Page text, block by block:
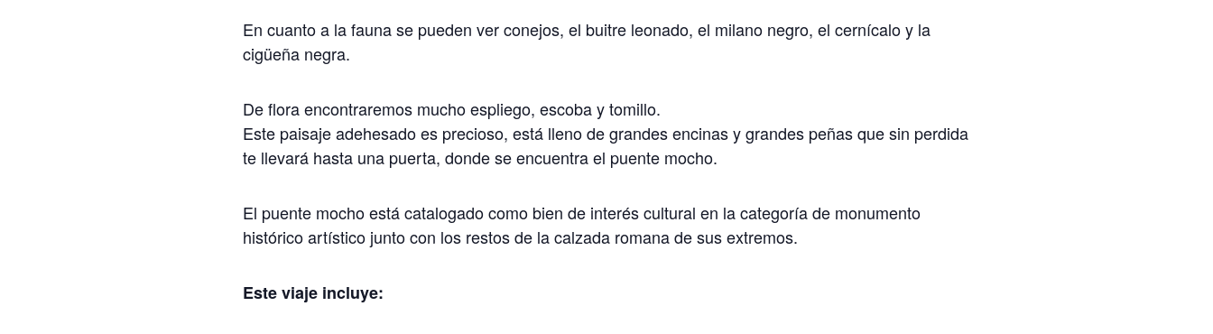
En cuanto a la fauna se pueden ver conejos, el buitre leonado, el milano negro, el cernícalo y la
cigüeña negra.
De flora encontraremos mucho espliego, escoba y tomillo.
Este paisaje adehesado es precioso, está lleno de grandes encinas y grandes peñas que sin perdida
te llevará hasta una puerta, donde se encuentra el puente mocho.
El puente mocho está catalogado como bien de interés cultural en la categoría de monumento
histórico artístico junto con los restos de la calzada romana de sus extremos.
Este viaje incluye: